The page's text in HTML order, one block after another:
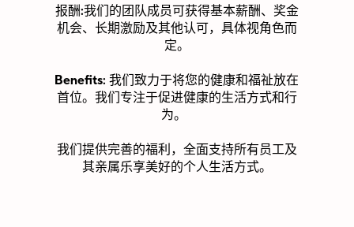
报酬:我们的团队成员可获得基本薪酬、奖金
机会、长期激励及其他认可，具体视角色而
定。
Benefits: 我们致力于将您的健康和福祉放在
首位。我们专注于促进健康的生活方式和行
为。
我们提供完善的福利，全面支持所有员工及
其亲属乐享美好的个人生活方式。